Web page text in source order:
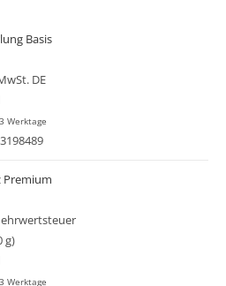
Basis
DE
Werktage
Premium
g)
Werktage